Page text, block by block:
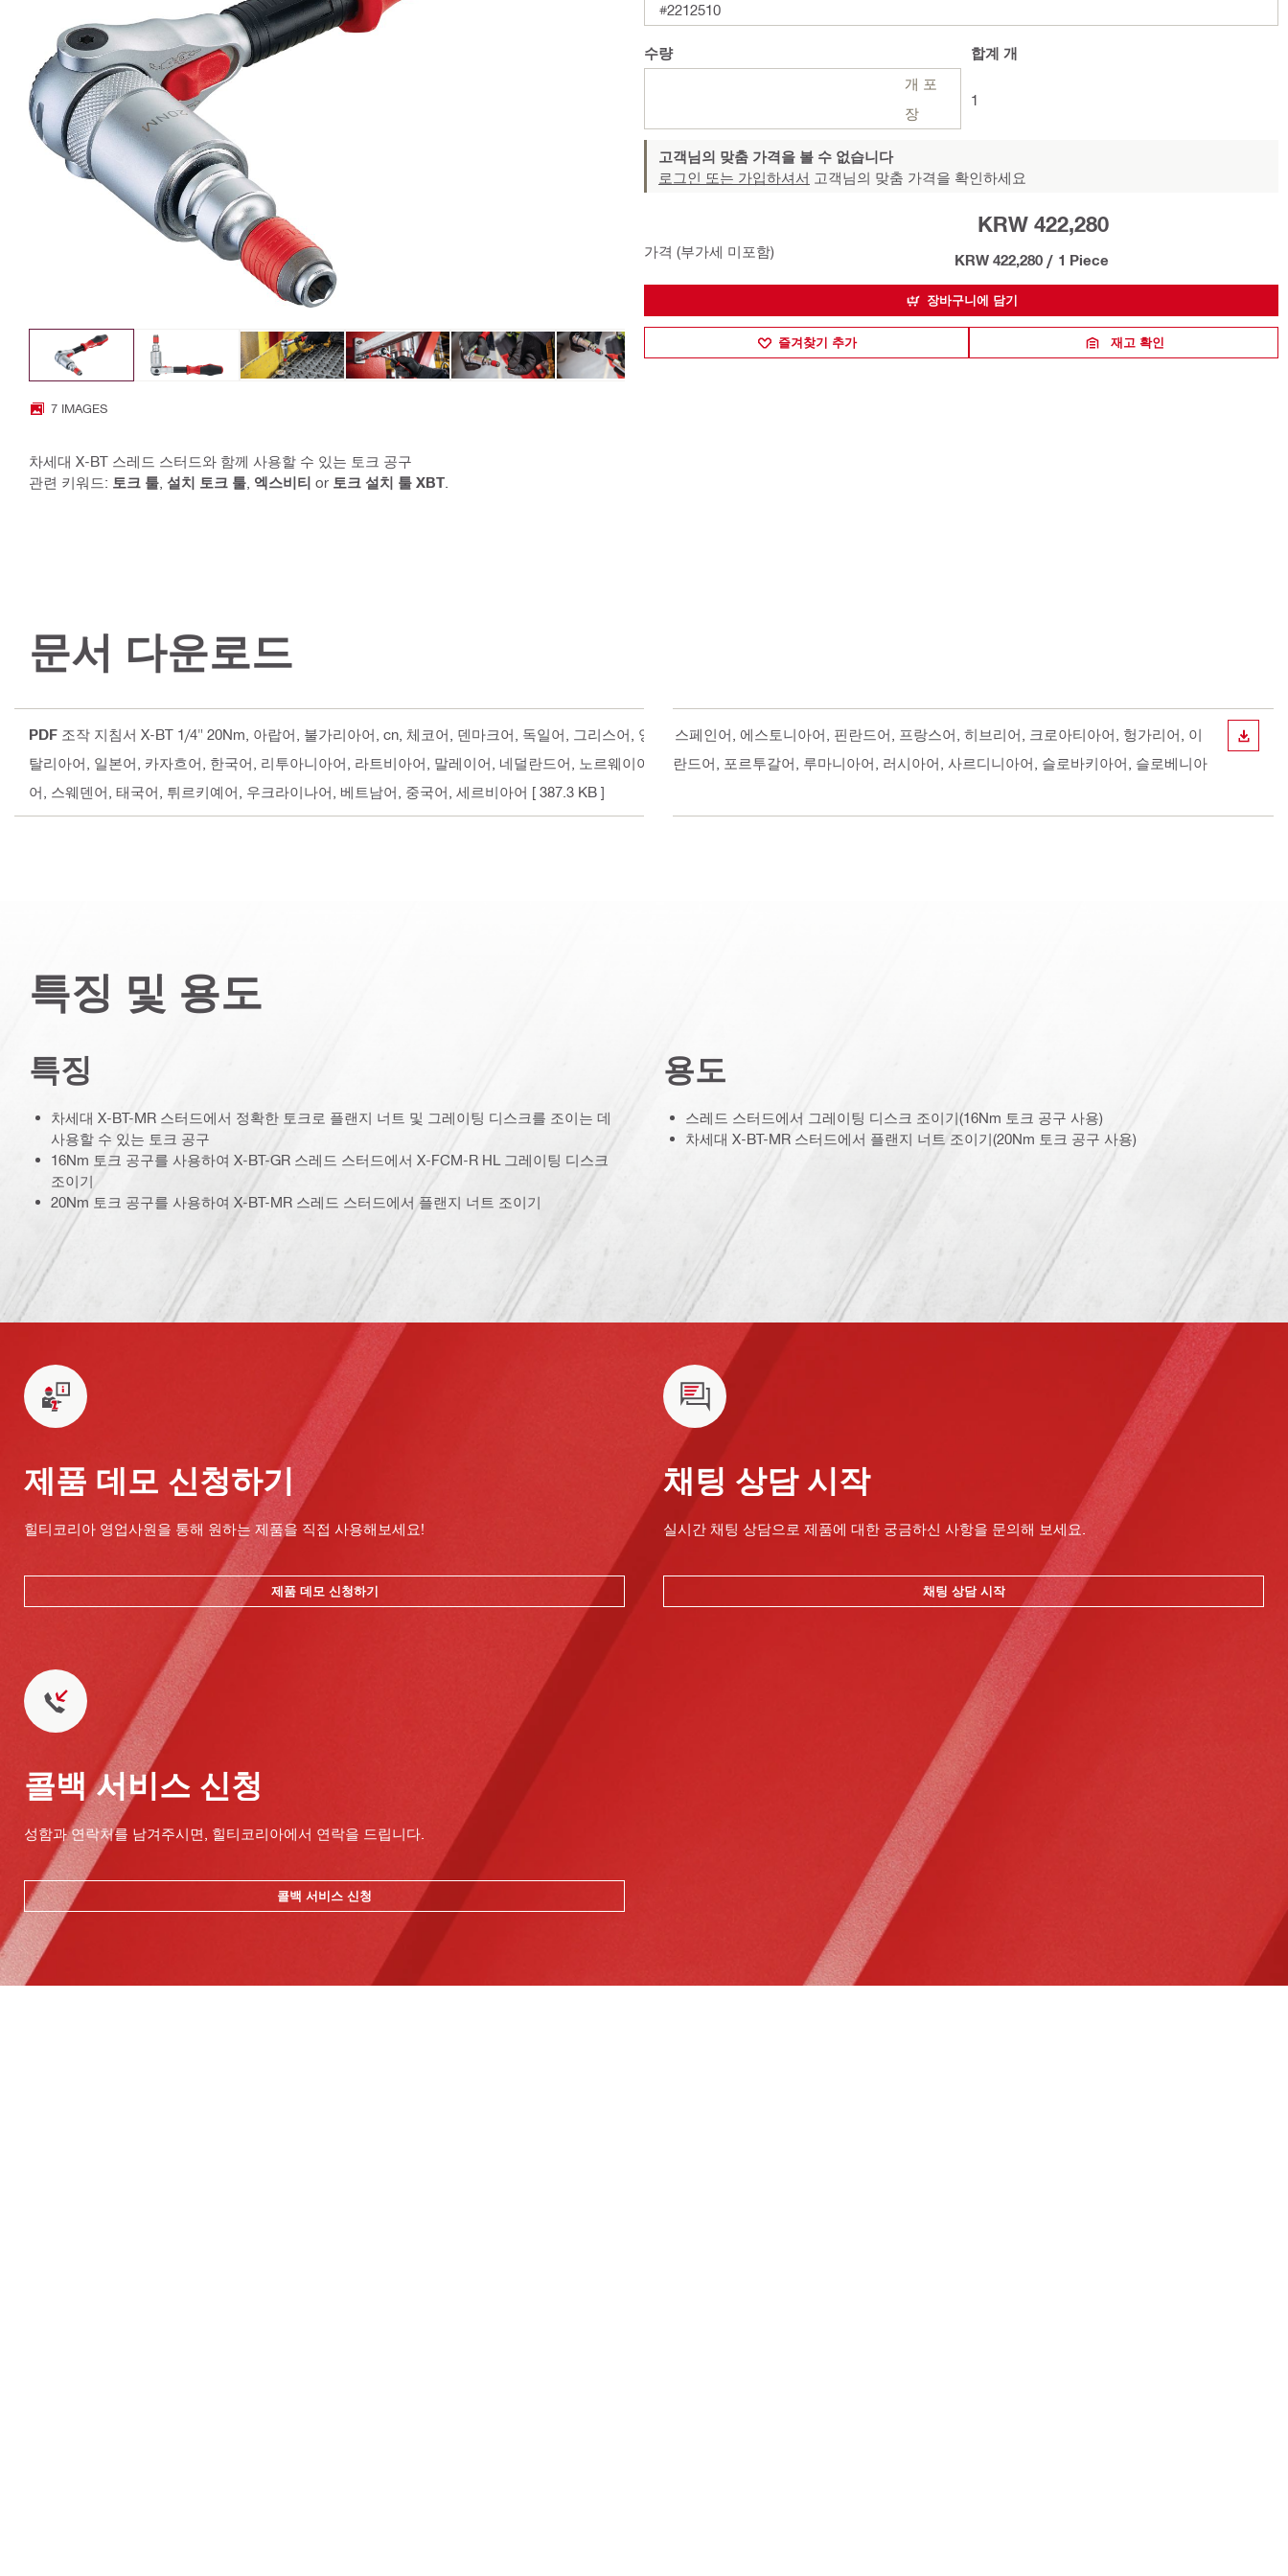
7 IMAGES
차세대 X-BT 스레드 스터드와 함께 사용할 수 있는 토크 공구
관련 키워드: 토크 툴 설치 토크 툴 엑스비티 or 토크 설치 툴 XBT
#2212510
수량
개 포
장
합계 개
1
고객님의 맞춤 가격을 볼 수 없습니다
로그인 또는 가입하셔서 고객님의 맞춤 가격을 확인하세요
가격 (부가세 미포함)
KRW 422,280
KRW 422,280 / 1 Piece
장바구니에 담기
즐겨찾기 추가 재고 확인
문서 다운로드
PDF 조작 지침서 X-BT 1/4" 20Nm , 아랍어, 불가리아어, cn, 체코어, 덴마크어, 독일어, 그리스어, 영어, 스페인어, 에스토니아어, 핀란드어, 프랑스어, 히브리어, 크로아티아어, 헝가리어, 이
탈리아어, 일본어, 카자흐어, 한국어, 리투아니아어, 라트비아어, 말레이어, 네덜란드어, 노르웨이어, 폴란드어, 포르투갈어, 루마니아어, 러시아어, 사르디니아어, 슬로바키아어, 슬로베니아
어, 스웨덴어, 태국어, 튀르키예어, 우크라이나어, 베트남어, 중국어, 세르비아어 [ 387.3 KB ]
다운로
특징 및 용도
특징
차세대 X-BT-MR 스터드에서 정확한 토크로 플랜지 너트 및 그레이팅 디스크를 조이는 데
사용할 수 있는 토크 공구
16Nm 토크 공구를 사용하여 X-BT-GR 스레드 스터드에서 X-FCM-R HL 그레이팅 디스크
조이기
20Nm 토크 공구를 사용하여 X-BT-MR 스레드 스터드에서 플랜지 너트 조이기
용도
스레드 스터드에서 그레이팅 디스크 조이기(16Nm 토크 공구 사용)
차세대 X-BT-MR 스터드에서 플랜지 너트 조이기(20Nm 토크 공구 사용)
제품 데모 신청하기
힐티코리아 영업사원을 통해 원하는 제품을 직접 사용해보세요!
제품 데모 신청하기
채팅 상담 시작
실시간 채팅 상담으로 제품에 대한 궁금하신 사항을 문의해 보세요.
채팅 상담 시작
콜백 서비스 신청
성함과 연락처를 남겨주시면, 힐티코리아에서 연락을 드립니다.
콜백 서비스 신청